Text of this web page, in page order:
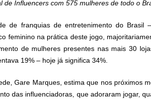
de Influencers com 575 mulheres de todo o
de franquias de entretenimento do Brasil
feminino na prática deste jogo,
de mulheres presentes nas mais 30
19% – hoje já significa 34%.
Gare Marques, estima que nos próximos
das influenciadoras, que adoraram jogar,